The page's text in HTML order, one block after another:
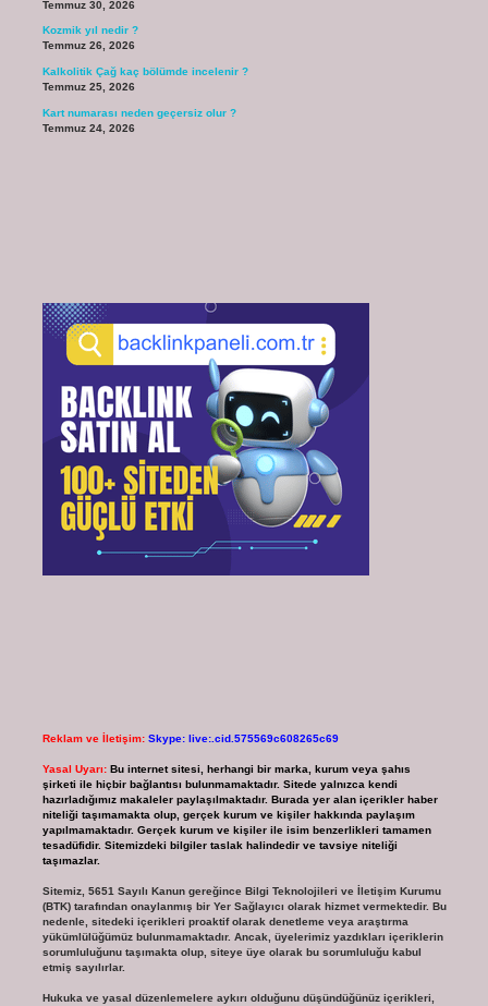
Temmuz 30, 2026
Kozmik yıl nedir ?
Temmuz 26, 2026
Kalkolitik Çağ kaç bölümde incelenir ?
Temmuz 25, 2026
Kart numarası neden geçersiz olur ?
Temmuz 24, 2026
Reklam ve İletişim: Skype: live:.cid.575569c608265c69
Yasal Uyarı: Bu internet sitesi, herhangi bir marka, kurum veya şahıs
şirketi ile hiçbir bağlantısı bulunmamaktadır. Sitede yalnızca kendi
hazırladığımız makaleler paylaşılmaktadır. Burada yer alan içerikler haber
niteliği taşımamakta olup, gerçek kurum ve kişiler hakkında paylaşım
yapılmamaktadır. Gerçek kurum ve kişiler ile isim benzerlikleri tamamen
tesadüfidir. Sitemizdeki bilgiler taslak halindedir ve tavsiye niteliği
taşımazlar.
Sitemiz, 5651 Sayılı Kanun gereğince Bilgi Teknolojileri ve İletişim Kurumu
(BTK) tarafından onaylanmış bir Yer Sağlayıcı olarak hizmet vermektedir. Bu
nedenle, sitedeki içerikleri proaktif olarak denetleme veya araştırma
yükümlülüğümüz bulunmamaktadır. Ancak, üyelerimiz yazdıkları içeriklerin
sorumluluğunu taşımakta olup, siteye üye olarak bu sorumluluğu kabul
etmiş sayılırlar.
Hukuka ve yasal düzenlemelere aykırı olduğunu düşündüğünüz içerikleri,